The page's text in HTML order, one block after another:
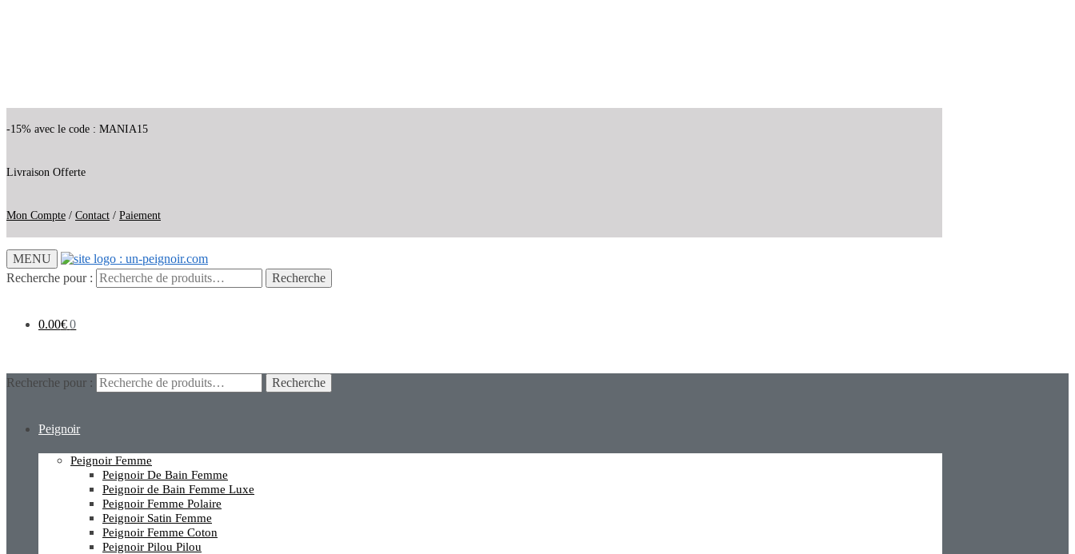
-15% avec le code : MANIA15
Livraison Offerte
Mon Compte / Contact / Paiement
MENU
Recherche pour :
Recherche
0.00€ 0
Recherche pour : Recherche
Peignoir
Peignoir Femme
Peignoir De Bain Femme
Peignoir de Bain Femme Luxe
Peignoir Femme Polaire
Peignoir Satin Femme
Peignoir Femme Coton
Peignoir Pilou Pilou